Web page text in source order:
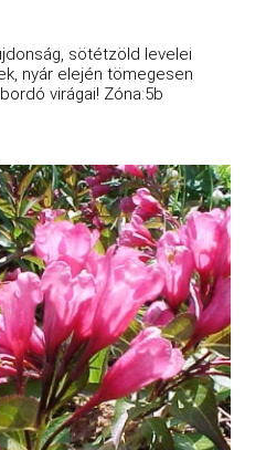
sötétzöld levelei
nyár elején tömegesen
virágai! Zóna:5b